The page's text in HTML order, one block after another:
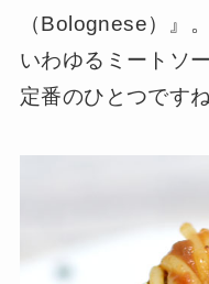
（Bolognese）』
いわゆるミートソ
定番のひとつですね